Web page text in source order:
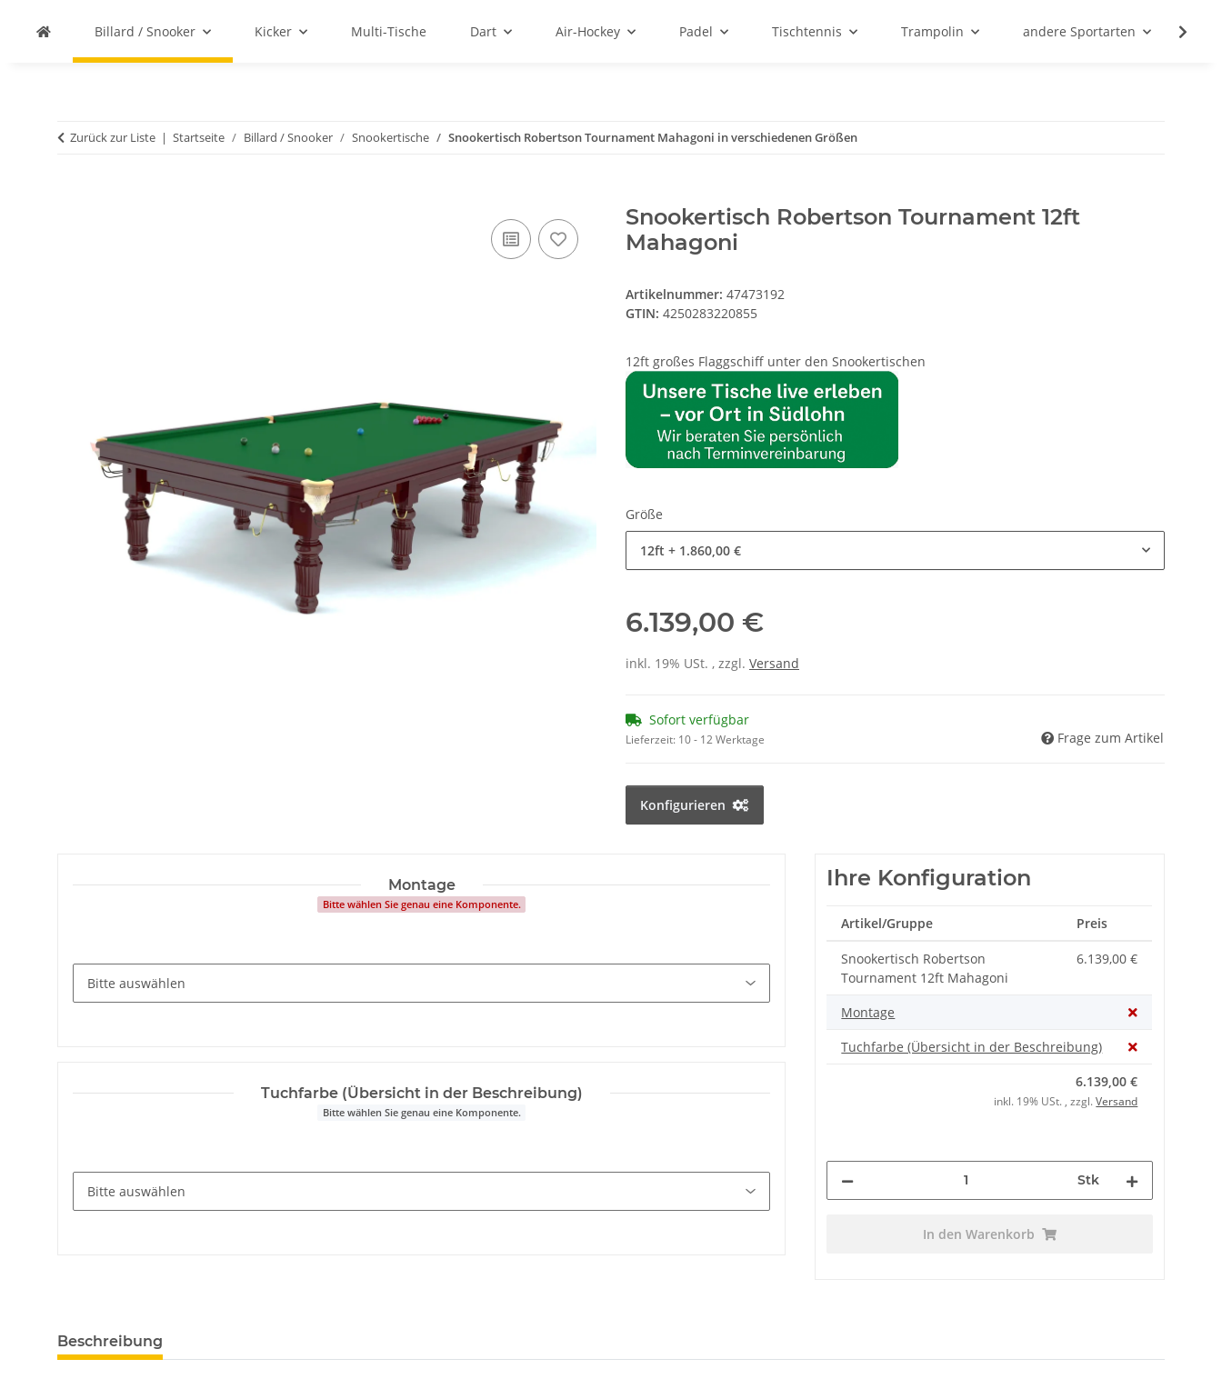
Billard / Snooker Kicker Multi-Tische Dart Air-Hockey Padel Tischtennis Trampolin andere Sportarten
Zurück zur Liste Startseite Billard / Snooker Snookertische Snookertisch Robertson Tournament Mahagoni in verschiedenen Größen
Snookertisch Robertson Tournament 12ft
Mahagoni
Artikelnummer: 47473192
GTIN: 4250283220855
12ft großes Flaggschiff unter den Snookertischen
Größe
12ft + 1.860,00 €
6.139,00 €
inkl. 19% USt. , zzgl. Versand
Sofort verfügbar
Lieferzeit: 10 - 12 Werktage Frage zum Artikel
Konfigurieren
Montage
Bitte wählen Sie genau eine Komponente.
Tuchfarbe (Übersicht in der Beschreibung)
Bitte wählen Sie genau eine Komponente.
Ihre Konfiguration
Artikel/Gruppe Preis
Snookertisch Robertson
Tournament 12ft Mahagoni
6.139,00 €
Montage
Tuchfarbe (Übersicht in der Beschreibung)
6.139,00 €
inkl. 19% USt. , zzgl.Versand
Stk
In den Warenkorb
Beschreibung